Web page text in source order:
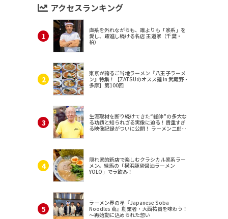
アクセスランキング
直系を外れながらも、誰よりも「家系」を
愛し、躍進し続ける名店 王道家（千葉・
柏）
東京が誇るご当地ラーメン『八王子ラーメ
ン』特集！【ZATSUのオスス麺 in 武蔵野・
多摩】第100回
生涯取材を断り続けてきた“総帥”の多大な
る功績と知られざる実像に迫る！貴重すぎ
る映像記録がついに公開！ ラーメン二郎
隠れ家的新店で楽しむクラシカル家系ラー
メン。練馬の「横浜豚骨醤油ラーメン
YOLO」でラ飲み！
ラーメン界の星『Japanese Soba
Noodles 蔦』創業者・大西祐貴を味わう！
～再始動に込められた想い